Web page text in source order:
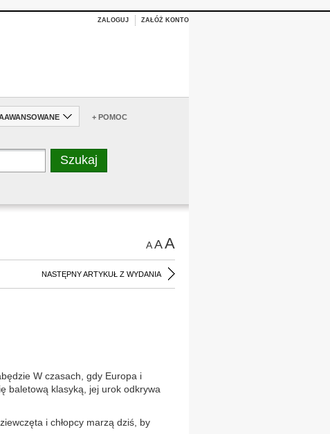
ZALOGUJ ZAŁÓŻ KONTO
+ POMOC
AAA
NASTĘPNY ARTYKUŁ Z WYDANIA
W czasach, gdy Europa i
baletową klasyką, jej urok odkrywa
i chłopcy marzą dziś, by